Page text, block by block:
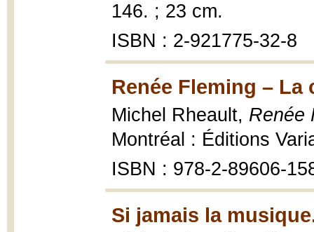
146. ; 23 cm.
ISBN : 2-921775-32-8
Renée Fleming – La
Michel Rheault, Renée
Montréal : Éditions
ISBN : 978-2-89606-
Si jamais la